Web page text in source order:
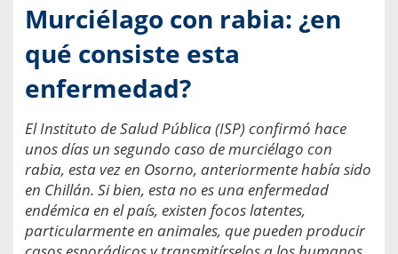
Murciélago con rabia: ¿en
qué consiste esta
enfermedad?
El Instituto de Salud Pública (ISP) confirmó hace
unos días un segundo caso de murciélago con
rabia, esta vez en Osorno, anteriormente había sido
en Chillán. Si bien, esta no es una enfermedad
endémica en el país, existen focos latentes,
particularmente en animales, que pueden producir